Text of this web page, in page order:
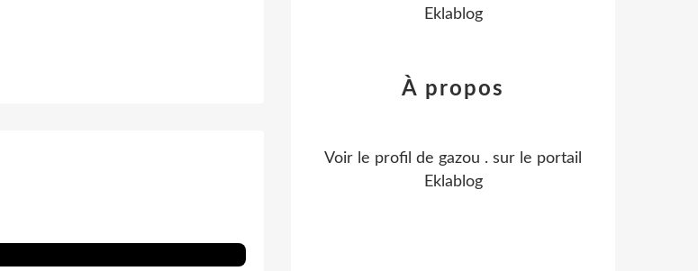
Eklablog
À propos
Voir le profil de gazou . sur le portail
Eklablog